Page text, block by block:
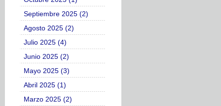
Septiembre 2025 (2)
Agosto 2025 (2)
Julio 2025 (4)
Junio 2025 (2)
Mayo 2025 (3)
Abril 2025 (1)
Marzo 2025 (2)